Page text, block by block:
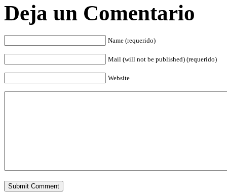
Deja un Comentario
Name (requerido)
Mail (will not be published) (requerido)
Website